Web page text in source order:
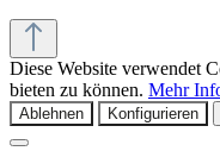
Diese Website verwendet
bieten zu können. Mehr
Ablehnen Konfigurieren